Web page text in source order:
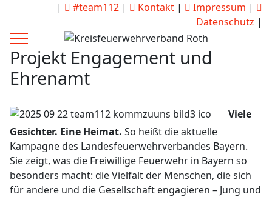
| #team112| Kontakt| Impressum |
Datenschutz |
Mobile Menu Toggle
Projekt Engagement und
Ehrenamt
Viele
Gesichter. Eine Heimat. So heißt die aktuelle
Kampagne des Landesfeuerwehrverbandes Bayern.
Sie zeigt, was die Freiwillige Feuerwehr in Bayern so
besonders macht: die Vielfalt der Menschen, die sich
für andere und die Gesellschaft engagieren – Jung und